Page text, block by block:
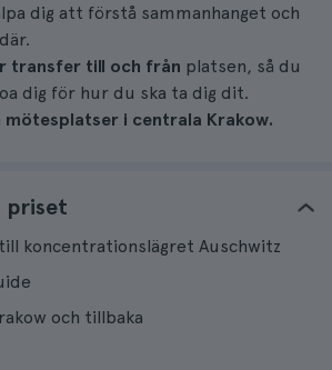
dig att förstå sammanhanget och
transfer till och från platsen, så du
dig för hur du ska ta dig dit.
mötesplatser i centrala Krakow.
priset
koncentrationslägret Auschwitz
och tillbaka